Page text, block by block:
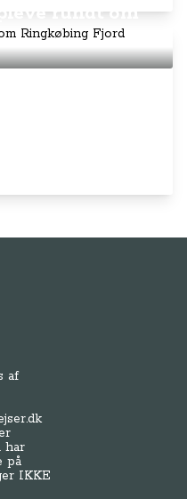
rundt om
af
har
på
IKKE